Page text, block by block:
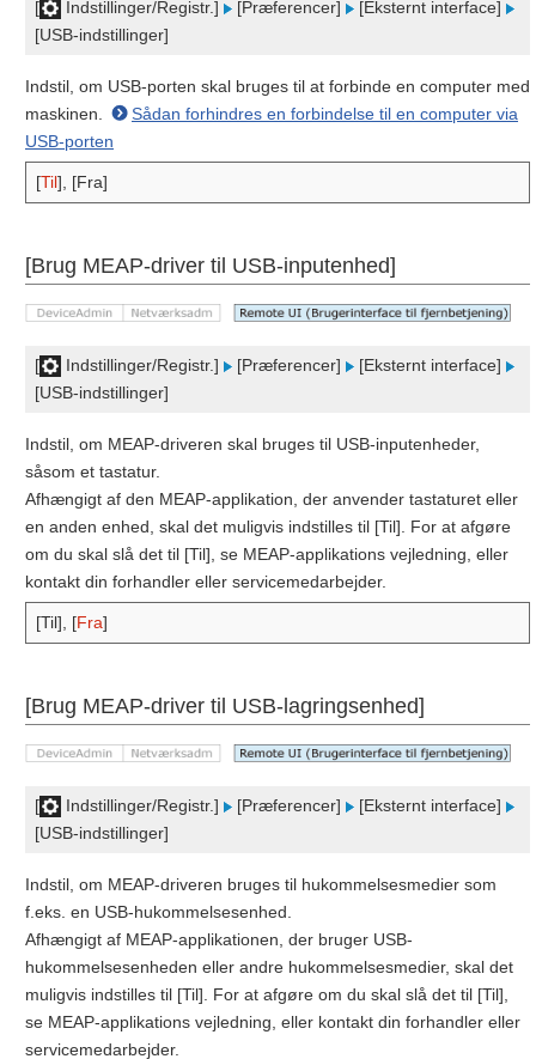
[ Indstillinger/Registr.] [Præferencer]
[Eksternt interface]
[USB-indstillinger]
Indstil, om USB-porten skal bruges til at forbinde en computer med
maskinen.
Sådan forhindres en forbindelse til en computer via
USB-porten
[Til], [Fra]
[Brug MEAP-driver til USB-inputenhed]
[ Indstillinger/Registr.] [Præferencer]
[Eksternt interface]
[USB-indstillinger]
Indstil, om MEAP-driveren skal bruges til USB-inputenheder,
såsom et tastatur.
Afhængigt af den MEAP-applikation, der anvender tastaturet eller
en anden enhed, skal det muligvis indstilles til [Til]. For at afgøre
om du skal slå det til [Til], se MEAP-applikations vejledning, eller
kontakt din forhandler eller servicemedarbejder.
[Til], [Fra]
[Brug MEAP-driver til USB-lagringsenhed]
[ Indstillinger/Registr.] [Præferencer]
[Eksternt interface]
[USB-indstillinger]
Indstil, om MEAP-driveren bruges til hukommelsesmedier som
f.eks. en USB-hukommelsesenhed.
Afhængigt af MEAP-applikationen, der bruger USB-
hukommelsesenheden eller andre hukommelsesmedier, skal det
muligvis indstilles til [Til]. For at afgøre om du skal slå det til [Til],
se MEAP-applikations vejledning, eller kontakt din forhandler eller
servicemedarbejder.